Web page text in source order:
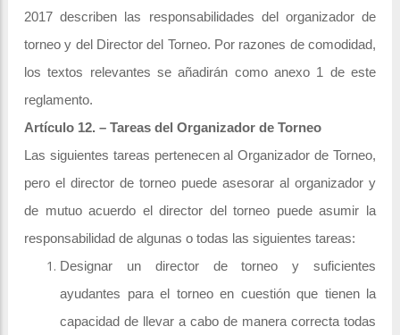
2017 describen las responsabilidades del organizador de
torneo y del Director del Torneo. Por razones de comodidad,
los textos relevantes se añadirán como anexo 1 de este
reglamento.
Artículo 12. – Tareas del Organizador de Torneo
Las siguientes tareas pertenecen al Organizador de Torneo,
pero el director de torneo puede asesorar al organizador y
de mutuo acuerdo el director del torneo puede asumir la
responsabilidad de algunas o todas las siguientes tareas:
Designar un director de torneo y suficientes
ayudantes para el torneo en cuestión que tienen la
capacidad de llevar a cabo de manera correcta todas